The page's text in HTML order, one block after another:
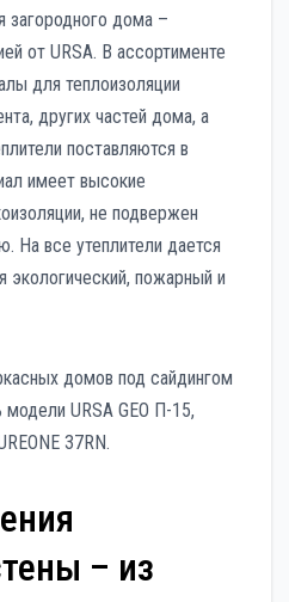
загородного дома –
от URSA. В ассортименте
для теплоизоляции
других частей дома, а
поставляются в
имеет высокие
не подвержен
На все утеплители дается
экологический, пожарный и
домов под сайдингом
URSA GEO П-15,
37RN.
– из